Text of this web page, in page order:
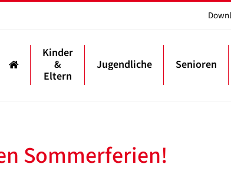
Kinder
&
Eltern
Jugendliche Senioren
Sommerferien!